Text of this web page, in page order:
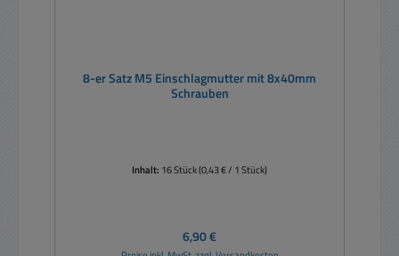
8-er Satz M5 Einschlagmutter mit 8x40mm
Schrauben
Inhalt: 16 Stück(0,43 € / 1 Stück)
Regulärer Preis:
6,90 €